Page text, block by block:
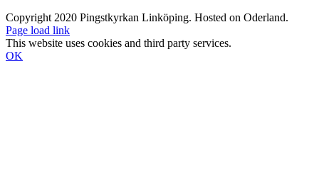
Copyright 2020 Pingstkyrkan Linköping. Hosted on Oderland.
Page load link
This website uses cookies and third party services.
OK